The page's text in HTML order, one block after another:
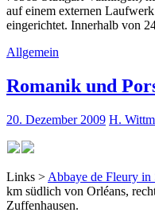
auf einem externen
eingerichtet. Innerhalb von
Allgemein
Romanik und
20. Dezember 2009 H.
Links > Abbaye de Fleury
km südlich von Orléans,
Zuffenhausen.